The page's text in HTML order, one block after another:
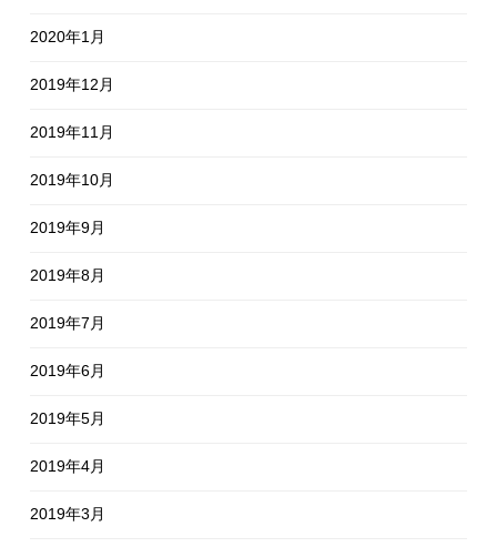
2020年1月
2019年12月
2019年11月
2019年10月
2019年9月
2019年8月
2019年7月
2019年6月
2019年5月
2019年4月
2019年3月